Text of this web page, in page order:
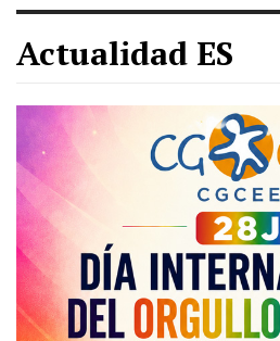
Actualidad ES